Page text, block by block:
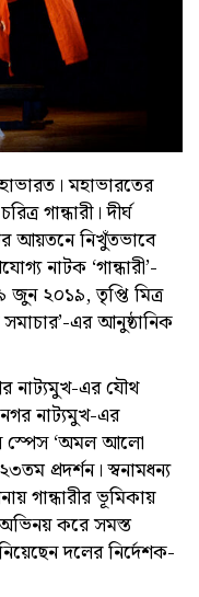
মহাভারতের
গান্ধারী। দীর্ঘ
আয়তনে নিখুঁতভাবে
নাটক ‘গান্ধারী’-
জুন ২০১৯, তৃপ্তি মিত্র
এর আনুষ্ঠানিক
নাট্যমুখ-এর যৌথ
নাট্যমুখ-এর
স্পেস ‘অমল আলো
প্রদর্শন। স্বনামধন্য
গান্ধারীর ভূমিকায়
করে সমস্ত
দলের নির্দেশক-